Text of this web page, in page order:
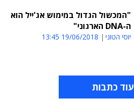
"המכשול הגדול במימוש אג'ייל הוא
ה-DNA הארגוני"
יוסי הטוני 19/06/2018 13:45
עוד כתבות